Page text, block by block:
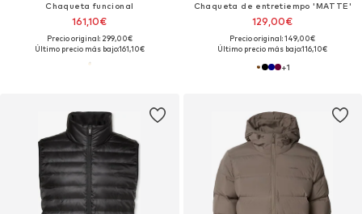
Chaqueta funcional
161,10€
Precio original: 299,00€
Último precio más bajo:161,10€
Chaqueta de entretiempo 'MATTE'
129,00€
Precio original: 149,00€
Último precio más bajo:116,10€
+1